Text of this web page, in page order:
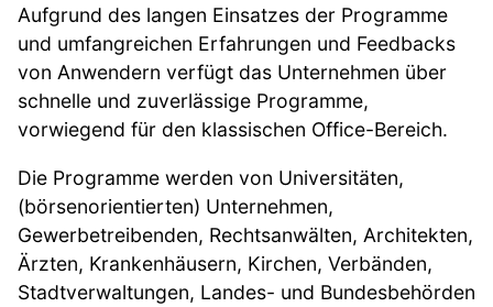
Aufgrund des langen Einsatzes der Programme
und umfangreichen Erfahrungen und Feedbacks
von Anwendern verfügt das Unternehmen über
schnelle und zuverlässige Programme,
vorwiegend für den klassischen Office-Bereich.
Die Programme werden von Universitäten,
(börsenorientierten) Unternehmen,
Gewerbetreibenden, Rechtsanwälten, Architekten,
Ärzten, Krankenhäusern, Kirchen, Verbänden,
Stadtverwaltungen, Landes- und Bundesbehörden